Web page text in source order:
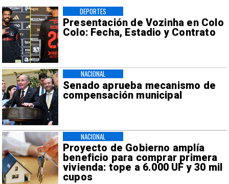
Presentación de Vozinha en Colo
Colo: Fecha, Estadio y Contrato
DEPORTES
Senado aprueba mecanismo de
compensación municipal
NACIONAL
Proyecto de Gobierno amplía
beneficio para comprar primera
vivienda: tope a 6.000 UF y 30 mil
cupos
NACIONAL